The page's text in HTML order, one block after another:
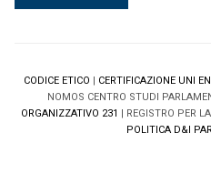
CODICE ETICO | CERTIFICAZIONE UNI
NOMOS CENTRO STUDI
ORGANIZZATIVO 231 | REGISTRO PER
POLITICA D&I